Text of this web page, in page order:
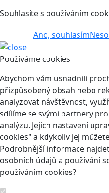
Souhlasíte s používáním
Ano, souhlasím
Používáme cookies
Abychom vám usnadnili
přizpůsobený obsah nebo
analyzovat návštěvnost,
sdílíme se svými partnery
analýzu. Jejich nastavení
cookies" a kdykoliv jej
Podrobnější informace
osobních údajů a používání
používáním cookies?